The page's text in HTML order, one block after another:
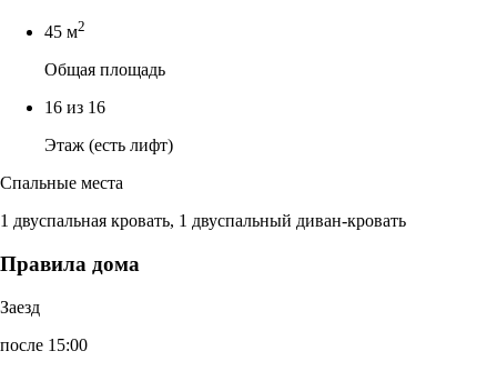
45 м2
Общая площадь
16 из 16
Этаж (есть лифт)
Спальные места
1 двуспальная кровать, 1 двуспальный диван-кровать
Правила дома
Заезд
после 15:00